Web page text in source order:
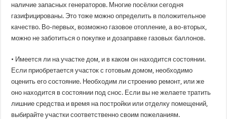
наличие запасных генераторов. Многие посёлки сегодня
газифицированы. Это тоже можно определить в положительное
качество. Во-первых, возможно газовое отопление, а во-вторых,
можно не заботиться о покупке и дозаправке газовых баллонов.
• Имеется ли на участке дом, и в каком он находится состоянии.
Если приобретается участок с готовым домом, необходимо
оценить его состояние. Необходим ли строению ремонт, или же
оно находится в состоянии под снос. Если вы не желаете тратить
лишние средства и время на постройки или отделку помещений,
выбирайте участки соответственно своим пожеланиям.